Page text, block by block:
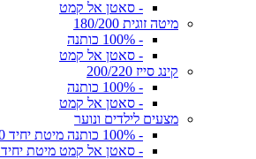
- סאטן אל קמט
מיטה זוגית 180/200
- 100% כותנה
- סאטן אל קמט
קינג סייז 200/220
- 100% כותנה
- סאטן אל קמט
מצעים לילדים ונוער
- 100% כותנה מיטת יחיד 90/200
- סאטן אל קמט מיטת יחיד 90/200